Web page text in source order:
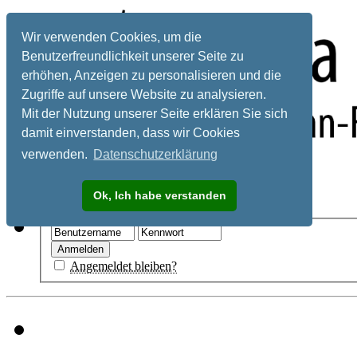
Wir verwenden Cookies, um die
Benutzerfreundlichkeit unserer Seite zu
erhöhen, Anzeigen zu personalisieren und die
Zugriffe auf unsere Website zu analysieren.
Mit der Nutzung unserer Seite erklären Sie sich
damit einverstanden, dass wir Cookies
verwenden. Datenschutzerklärung
Ok, Ich habe verstanden
Registrieren
Angemeldet bleiben?